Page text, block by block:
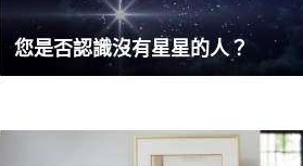
您是否認識沒有星星的人？